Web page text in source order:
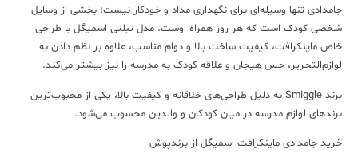
جامدادی تنها وسیله‌ای برای نگهداری مداد و خودکار نیست؛ بخشی از وسایل
شخصی کودک است که هر روز همراه اوست. مدل تبلتی اسمیگل با طراحی
خاص ماینکرافت، کیفیت ساخت بالا و دوام مناسب، علاوه بر نظم دادن به
لوازم‌التحریر، حس هیجان و علاقه کودک به مدرسه را نیز بیشتر می‌کند.
برند Smiggle به دلیل طراحی‌های خلاقانه و کیفیت بالا، یکی از محبوب‌ترین
برندهای لوازم مدرسه در میان کودکان و والدین محسوب می‌شود.
خرید جامدادی ماینکرافت اسمیگل از برندپوش